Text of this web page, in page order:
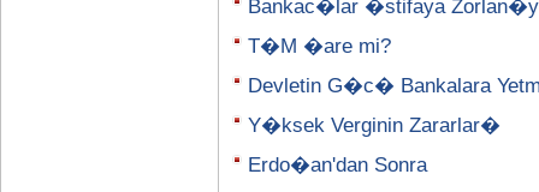
Bankac�lar �stifaya
T�M �are mi?
Devletin G�c� Bankalara
Y�ksek Verginin Zararlar�
Erdo�an'dan Sonra